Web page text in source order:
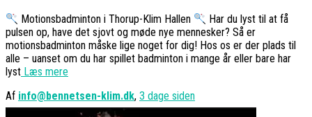
Motionsbadminton i Thorup-Klim Hallen
Har du lyst til at få
pulsen op, have det sjovt og møde nye mennesker? Så er
motionsbadminton måske lige noget for dig! Hos os er der plads til
alle – uanset om du har spillet badminton i mange år eller bare har
lyst Læs mere
Af info@bennetsen-klim.dk, 3 dage siden